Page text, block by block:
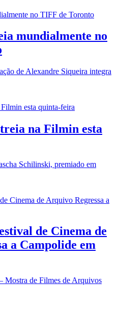
mundialmente no
de Alexandre Siqueira integra
na Filmin esta
Schilinski, premiado em
de Cinema de
a Campolide em
de Filmes de Arquivos